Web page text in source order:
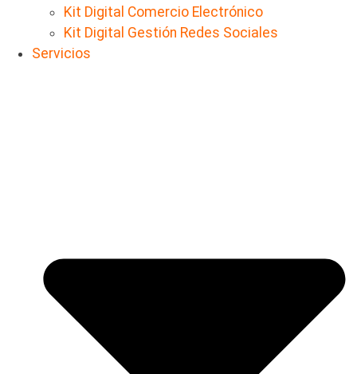
Kit Digital Comercio Electrónico
Kit Digital Gestión Redes Sociales
Servicios